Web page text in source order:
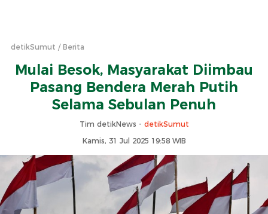
detikSumut Berita
Mulai Besok, Masyarakat Diimbau
Pasang Bendera Merah Putih
Selama Sebulan Penuh
Tim detikNews - detikSumut
Kamis, 31 Jul 2025 19:58 WIB